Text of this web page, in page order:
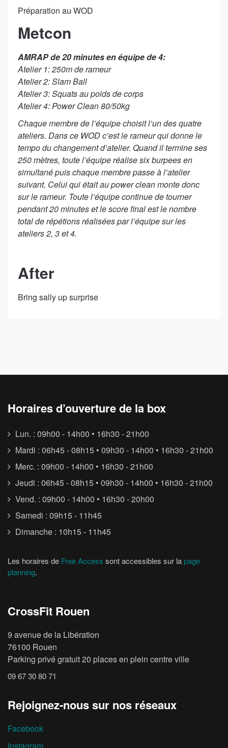
Préparation au WOD
Metcon
AMRAP de 20 minutes en équipe de 4:
Atelier 1: 250m de rameur
Atelier 2: Slam Ball
Atelier 3: Squats au poids de corps
Atelier 4: Power Clean 80/50kg
Chaque membre de l’équipe choisit l’un des quatre
ateliers. Dans ce WOD c’est le rameur qui donne le
tempo du changement d’atelier. Quand il termine ses
250 mètres, toute l’équipe réalise six burpees en
simultané puis chaque membre passe à l’atelier
suivant. Celui qui était au power clean monte donc
sur le rameur. Toute l’équipe continue de tourner
pendant 20 minutes et le score final est le nombre
total de répétions réalisées par l’équipe sur les
ateliers 2, 3 et 4.
After
Bring sally up surprise
Horaires d’ouverture de la box
Lun. : 09h00 - 14h00 • 16h30 - 21h00
Mardi : 06h45 - 08h15 • 09h30 - 14h00 • 16h30 - 21h00
Merc. : 09h00 - 14h00 • 16h30 - 21h00
Jeudi : 06h45 - 08h15 • 09h30 - 14h00 • 16h30 - 21h00
Vend. : 09h00 - 14h00 • 16h30 - 20h00
Samedi : 09h15 - 11h45
Dimanche : 10h15 - 11h45
Les horaires de Free Access sont accessibles sur la page
planning.
CrossFit Rouen
9 avenue de la Libération
76100 Rouen
Parking privé gratuit 20 places en plein centre ville
09 67 30 80 71
Rejoignez-nous sur nos réseaux
Facebook